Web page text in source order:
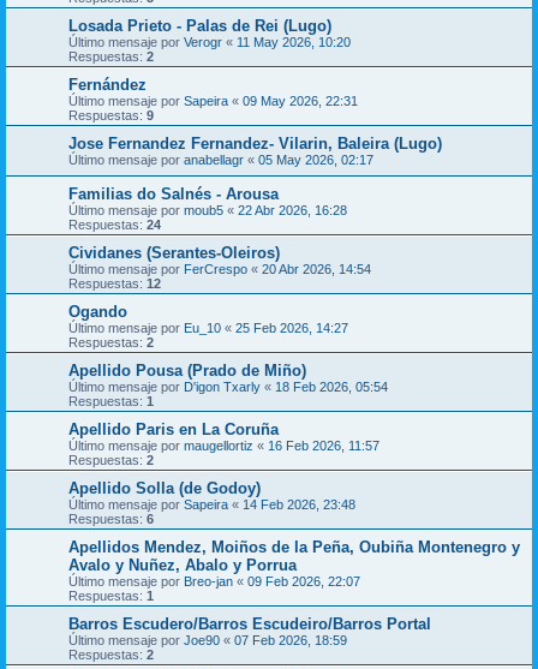
Losada Prieto - Palas de Rei (Lugo)
Último mensaje por Verogr « 11 May 2026, 10:20
Respuestas: 2
Fernández
Último mensaje por Sapeira « 09 May 2026, 22:31
Respuestas: 9
Jose Fernandez Fernandez- Vilarin, Baleira (Lugo)
Último mensaje por anabellagr « 05 May 2026, 02:17
Familias do Salnés - Arousa
Último mensaje por moub5 « 22 Abr 2026, 16:28
Respuestas: 24
Cividanes (Serantes-Oleiros)
Último mensaje por FerCrespo « 20 Abr 2026, 14:54
Respuestas: 12
Ogando
Último mensaje por Eu_10 « 25 Feb 2026, 14:27
Respuestas: 2
Apellido Pousa (Prado de Miño)
Último mensaje por D'igon Txarly « 18 Feb 2026, 05:54
Respuestas: 1
Apellido Paris en La Coruña
Último mensaje por maugellortiz « 16 Feb 2026, 11:57
Respuestas: 2
Apellido Solla (de Godoy)
Último mensaje por Sapeira « 14 Feb 2026, 23:48
Respuestas: 6
Apellidos Mendez, Moiños de la Peña, Oubiña Montenegro y
Avalo y Nuñez, Abalo y Porrua
Último mensaje por Breo-jan « 09 Feb 2026, 22:07
Respuestas: 1
Barros Escudero/Barros Escudeiro/Barros Portal
Último mensaje por Joe90 « 07 Feb 2026, 18:59
Respuestas: 2